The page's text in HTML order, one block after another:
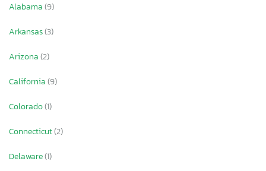
Alabama(9)
Arkansas(3)
Arizona(2)
California(9)
Colorado(1)
Connecticut(2)
Delaware(1)